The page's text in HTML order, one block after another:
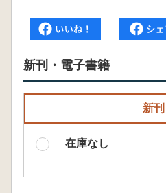
新刊・電子書籍
新刊
在庫なし